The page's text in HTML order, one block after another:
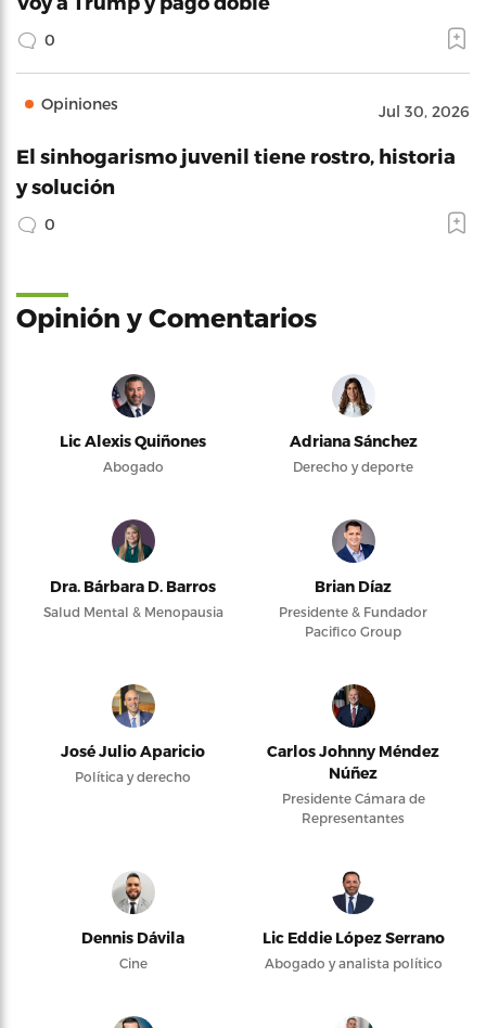
0
Opiniones Jul 30, 2026
El sinhogarismo juvenil tiene rostro, historia
y solución
0
Opinión y Comentarios
Lic Alexis Quiñones
Abogado
Adriana Sánchez
Derecho y deporte
Dra. Bárbara D. Barros
Salud Mental & Menopausia
Brian Díaz
Presidente & Fundador
Pacifico Group
José Julio Aparicio
Política y derecho
Carlos Johnny Méndez
Núñez
Presidente Cámara de
Representantes
Dennis Dávila
Cine
Lic Eddie López Serrano
Abogado y analista político